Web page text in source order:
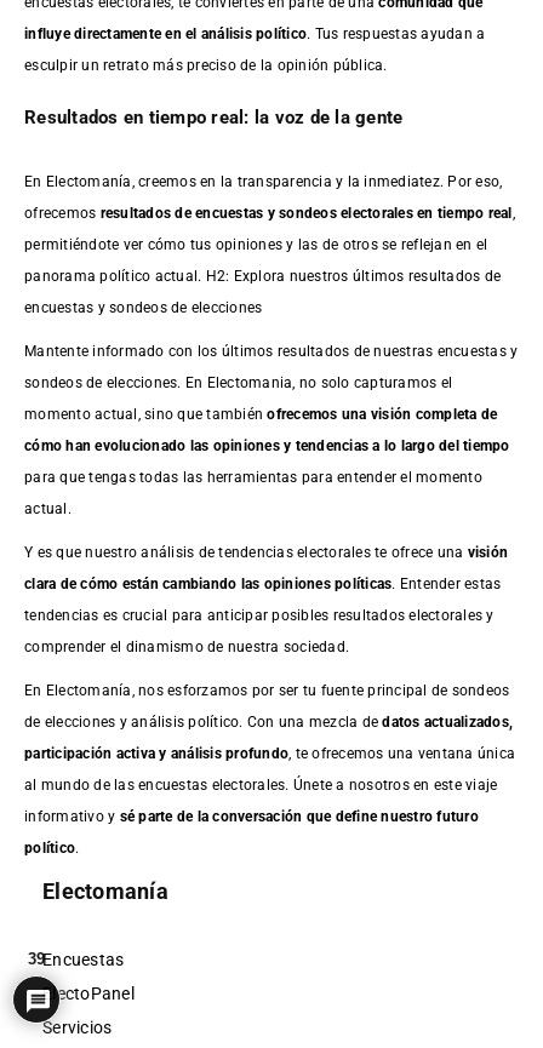
influye directamente en el análisis político. Tus respuestas ayudan a
esculpir un retrato más preciso de la opinión pública.
Resultados en tiempo real: la voz de la gente
En Electomanía, creemos en la transparencia y la inmediatez. Por eso,
ofrecemos resultados deencuestas y sondeos electorales en tiempo real
permitiéndote ver cómo tus opiniones y las de otros se reflejan en el
panorama político actual. H2: Explora nuestros últimos resultados de
encuestas y sondeos de elecciones
Mantente informado con los últimos resultados de nuestras encuestasy
sondeos de elecciones. En Electomania, no solo capturamos el
momento actual, sino que tambiénofrecemos una visión completa de
cómo han evolucionado las opiniones y tendencias a lo largo del tiempo
para que tengas todas las herramientas para entender el momento
actual.
Y es que nuestro análisis de tendencias electorales te ofrece una visión
clara de cómo están cambiando las opiniones políticas. Entender estas
tendencias es crucial para anticipar posibles resultados electorales y
comprender el dinamismo de nuestra sociedad.
En Electomanía, nos esforzamos por ser tu fuente principal de sondeos
de elecciones y análisis político. Con una mezcla dedatos actualizados,
participación activa y análisis profundo , te ofrecemos una ventana única
al mundo de las encuestas electorales. Únete a nosotros en este viaje
informativo y sé parte de la conversación que define nuestro futuro
político.
Electomanía
Encuestas
ElectoPanel
Servicios
39